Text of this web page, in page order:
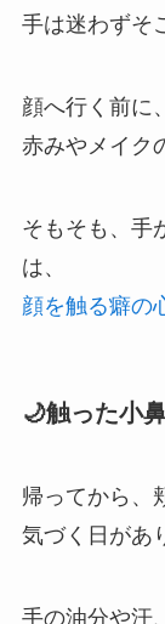
手は迷わずそ
顔へ行く前に
赤みやメイク
そもそも、手
は、
顔を触る癖の
🌙触った小
帰ってから、
気づく日があ
手の油分や汗